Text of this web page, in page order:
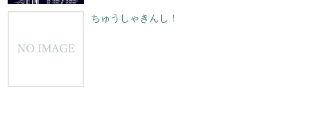
ちゅうしゃきんし！